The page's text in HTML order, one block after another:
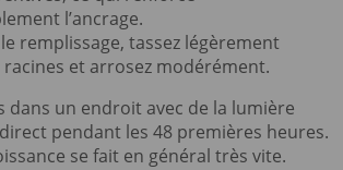
l’ancrage.
remplissage, tassez légèrement
et arrosez modérément.
dans un endroit avec de la lumière
pendant les 48 premières heures.
se fait en général très vite.